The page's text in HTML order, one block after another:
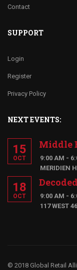
Contact
SUPPORT
Login
Register
Privacy Policy
NEXT EVENTS:
15
OCT
Middle
9:00 AM -
MERIDIEN
18
OCT
9:00 AM -
117 WEST
© 2018 Global Retail